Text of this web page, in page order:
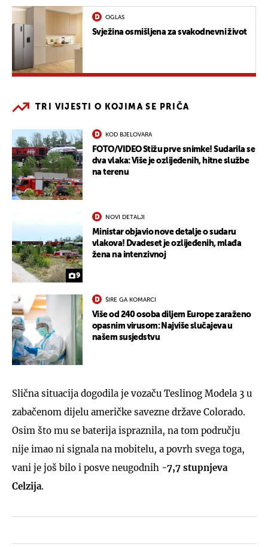
OGLAS
Svježina osmišljena za svakodnevni život
TRI VIJESTI O KOJIMA SE PRIČA
KOD BJELOVARA
FOTO/VIDEO Stižu prve snimke! Sudarila se
dva vlaka: Više je ozlijeđenih, hitne službe
na terenu
9
NOVI DETALJI
Ministar objavio nove detalje o sudaru
vlakova! Dvadeset je ozlijeđenih, mlađa
žena na intenzivnoj
ŠIRE GA KOMARCI
Više od 240 osoba diljem Europe zaraženo
opasnim virusom: Najviše slučajeva u
našem susjedstvu
Slična situacija dogodila je vozaču Teslinog Modela 3 u
zabačenom dijelu američke savezne države Colorado.
Osim što mu se baterija ispraznila, na tom području
nije imao ni signala na mobitelu, a povrh svega toga,
vani je još bilo i posve neugodnih -7,7 stupnjeva
Celzija.